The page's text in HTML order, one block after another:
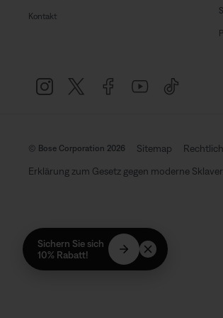
Kontakt
© Bose Corporation 2026 Sitemap
Erklärung zum Gesetz gegen moderne
Sichern Sie sich
10% Rabatt!